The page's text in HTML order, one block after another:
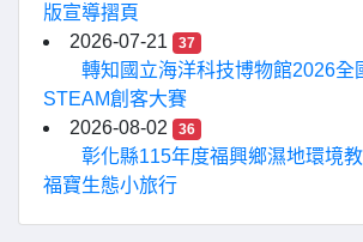
版宣導摺頁
2026-07-21
37
轉知國立海洋科技博物館2026全
STEAM創客大賽
2026-08-02
36
彰化縣115年度福興鄉濕地環境
福寶生態小旅行